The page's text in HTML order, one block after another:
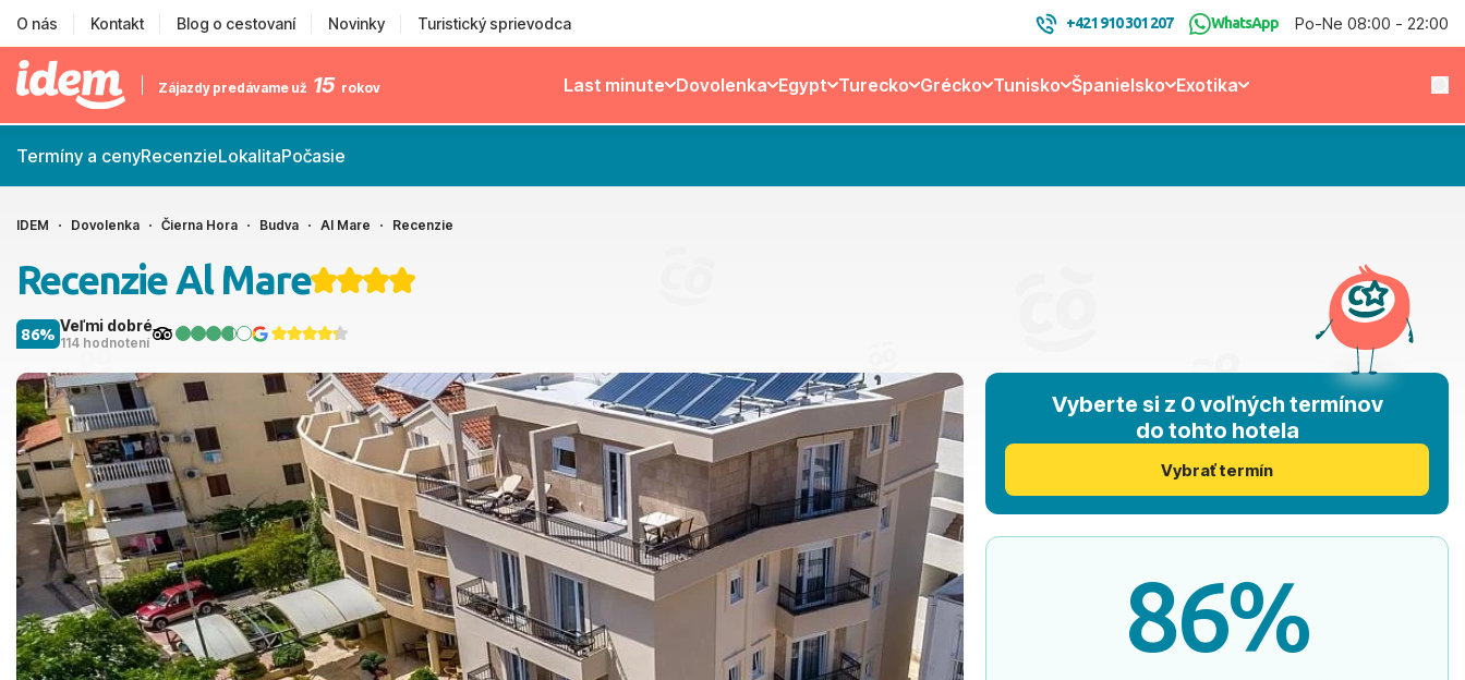
O nás Kontakt Blog o cestovaní Novinky Turistický sprievodca +421 910 301 207 WhatsApp Po-Ne 08:00 - 22:00
Zájazdy predávame už 15 rokov Last minute Dovolenka Egypt Turecko Grécko Tunisko Španielsko Exotika
Termíny a cenyRecenzieLokalitaPočasie
IDEM Dovolenka Čierna Hora Budva Al Mare Recenzie
Recenzie Al Mare
Veľmi dobré
114 hodnotení
86%
Vyberte si z 0 voľných termínov
do tohto hotela
Vybrať termín
86%